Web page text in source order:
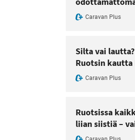
Caravan Plus
Silta vai
Ruotsin kautta
Caravan Plus
Ruotsissa
liian siistiä –